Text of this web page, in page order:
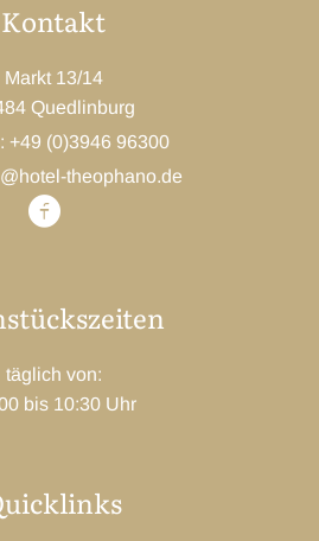
Kontakt
Markt 13/14
Quedlinburg
+49 (0)3946 96300
theophano.de
täglich von:
bis 10:30 Uhr